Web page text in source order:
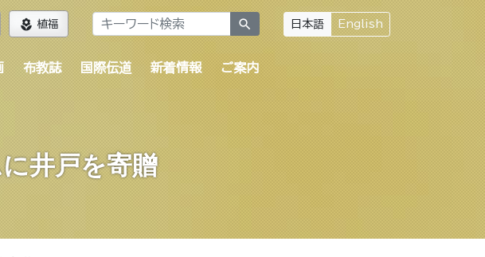
local_florist 植福 search 日本語 English
布教誌 国際伝道 新着情報 ご案内
井戸を寄贈